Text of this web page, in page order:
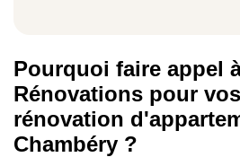
Pourquoi faire appel
Rénovations pour
rénovation
Chambéry ?